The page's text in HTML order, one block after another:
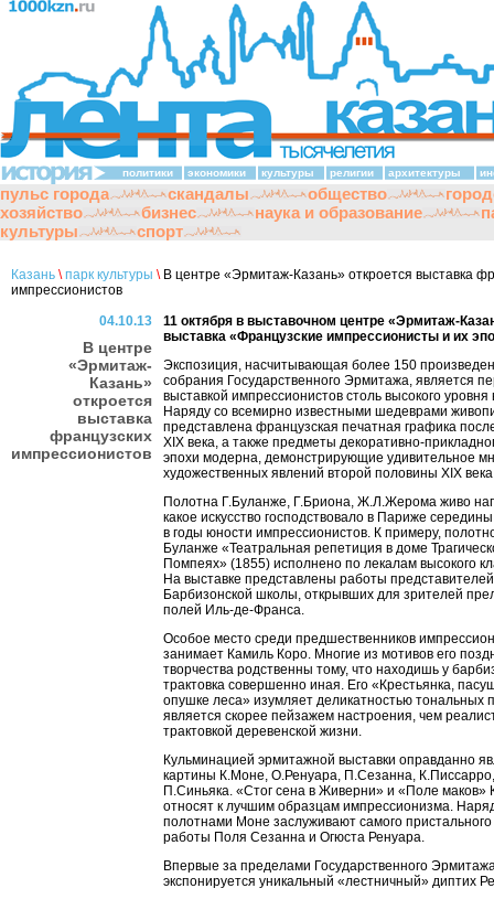
политики экономики культуры религии архитектуры
пульс города скандалы общество
хозяйство
бизнес наука и образование
культуры
спорт
Казань \ парк культуры \В центре «Эрмитаж-Казань» откроется выставка
импрессионистов
04.10.13
В центре
«Эрмитаж-
Казань»
откроется
выставка
французских
импрессионистов
11 октября в выставочном центре «Эрмитаж-
выставка «Французские импрессионисты и их
Экспозиция, насчитывающая более 150
собрания Государственного Эрмитажа, является
выставкой импрессионистов столь высокого уровня
Наряду со всемирно известными шедеврами
представлена французская печатная графика
XIX века, а также предметы декоративно-
эпохи модерна, демонстрирующие удивительное
художественных явлений второй половины XIX
Полотна Г.Буланже, Г.Бриона, Ж.Л.Жерома живо
какое искусство господствовало в Париже
в годы юности импрессионистов. К примеру,
Буланже «Театральная репетиция в доме
Помпеях» (1855) исполнено по лекалам высокого
На выставке представлены работы представителей
Барбизонской школы, открывших для зрителей
полей Иль-де-Франса.
Особое место среди предшественников
занимает Камиль Коро. Многие из мотивов его
творчества родственны тому, что находишь у
трактовка совершенно иная. Его «Крестьянка,
опушке леса» изумляет деликатностью тональных
является скорее пейзажем настроения, чем
трактовкой деревенской жизни.
Кульминацией эрмитажной выставки оправданно
картины К.Моне, О.Ренуара, П.Сезанна,
П.Синьяка. «Стог сена в Живерни» и «Поле маков»
относят к лучшим образцам импрессионизма.
полотнами Моне заслуживают самого
работы Поля Сезанна и Огюста Ренуара.
Впервые за пределами Государственного
экспонируется уникальный «лестничный» диптих